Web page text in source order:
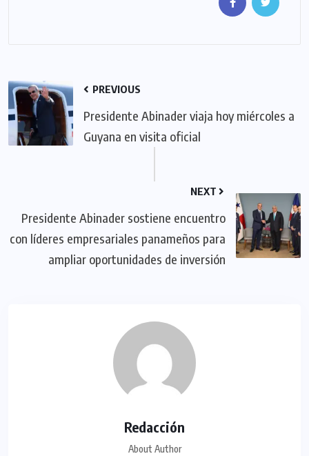
PREVIOUS
Presidente Abinader viaja hoy miércoles a
Guyana en visita oficial
NEXT
Presidente Abinader sostiene encuentro
con líderes empresariales panameños para
ampliar oportunidades de inversión
Redacción
About Author